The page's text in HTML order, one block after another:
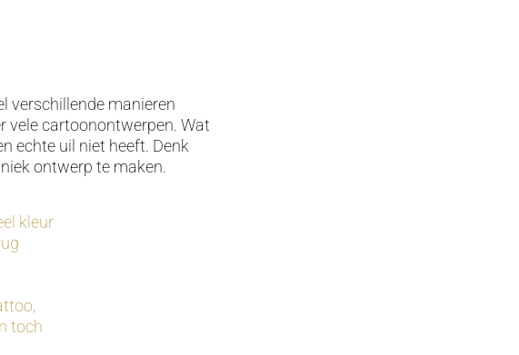
verschillende manieren
vele cartoonontwerpen. Wat
echte uil niet heeft. Denk
ontwerp te maken.